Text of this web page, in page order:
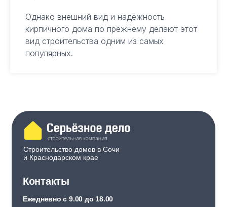
Однако внешний вид и надёжность
кирпичного дома по прежнему делают этот
вид строительства одним из самых
популярных.